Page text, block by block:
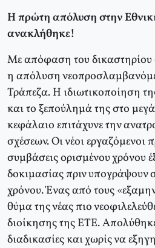
Η πρώτη απόλυση στην
ανακλήθηκε!
Με απόφαση του
η απόλυση
Τράπεζα. Η ιδιωτικοποίηση
και το ξεπούλημά της στο
κεφάλαιο επιτάχυνε την
σχέσεων. Οι νέοι
συμβάσεις ορισμένου χρόνου
δοκιμασίας πριν υπογράψουν
χρόνου. Ένας από τους
θύμα της νέας πιο
διοίκησης της ΕΤΕ.
διαδικασίες και χωρίς να